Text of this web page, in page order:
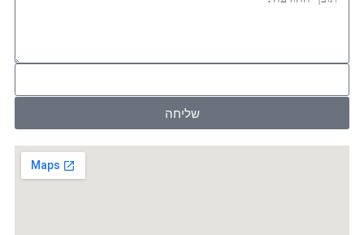
שליחה